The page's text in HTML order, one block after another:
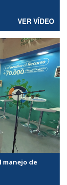
VER VÍDEO
manejo de